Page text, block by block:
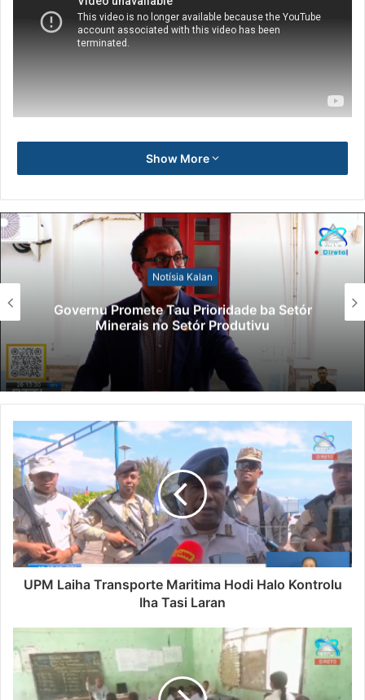
Show More
Notísia Kalan
Governu Promete Tau Prioridade ba Setór
Minerais no Setór Produtivu
UPM Laiha Transporte Maritima Hodi Halo Kontrolu
Iha Tasi Laran